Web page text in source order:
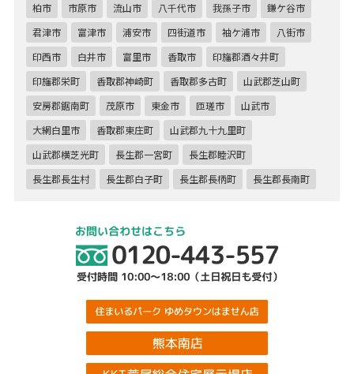
柏市
市原市 流山市 八千代市 我孫子市
鎌ケ谷市
君津市
富津市 浦安市 四街道市 袖ケ浦市
八街市
印西市
白井市 富里市 香取市
印旛郡酒々井町
印旛郡栄町
香取郡神崎町 香取郡多古町
山武郡芝山町
安房郡鋸南町
茂原市 東金市 匝瑳市
山武市
大網白里市
香取郡東庄町
山武郡九十九里町
山武郡横芝光町
長生郡一宮町
長生郡睦沢町
長生郡長生村
長生郡白子町 長生郡長柄町 長生郡長南町